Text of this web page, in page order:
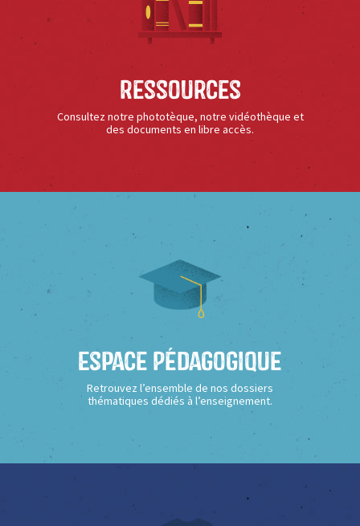
Ressources
Consultez notre phototèque, notre vidéothèque et
des documents en libre accès.
Espace Pédagogique
Retrouvez l’ensemble de nos dossiers
thématiques dédiés à l’enseignement.